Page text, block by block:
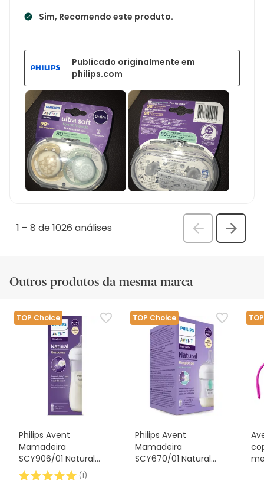
Sim, Recomendo este produto.
Publicado originalmente em
philips.com
1 – 8 de 1026 análises
Anterior
Outros produtos da mesma marca
TOP Choice
Philips Avent
Mamadeira
SCY906/01 Natural
Response 330ml
(1)
TOP Choice
Philips Avent
Mamadeira
SCY670/01 Natural